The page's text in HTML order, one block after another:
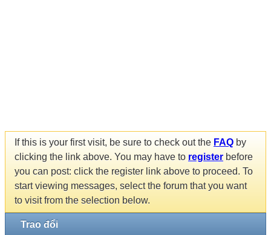
If this is your first visit, be sure to check out the FAQ by
clicking the link above. You may have to register before
you can post: click the register link above to proceed. To
start viewing messages, select the forum that you want
to visit from the selection below.
Trao đổi